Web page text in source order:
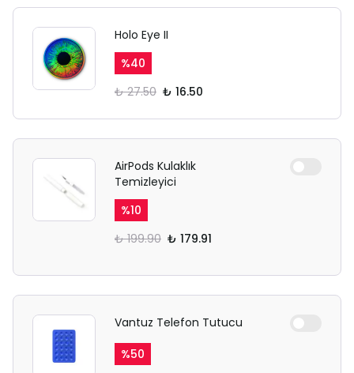
Holo Eye II
%40
₺ 27.50 ₺ 16.50
AirPods Kulaklık
Temizleyici
%10
₺ 199.90 ₺ 179.91
Vantuz Telefon Tutucu
%50
Ödeme ekranı gizli sekmede
açılmayabilir.
sekmesinden giriş yapın.